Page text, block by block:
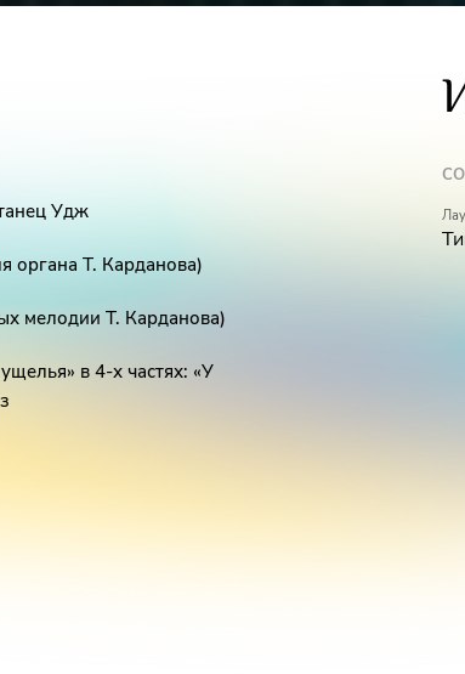
Удж
органа Т. Карданова)
мелодии Т. Карданова)
в 4-х частях: «У